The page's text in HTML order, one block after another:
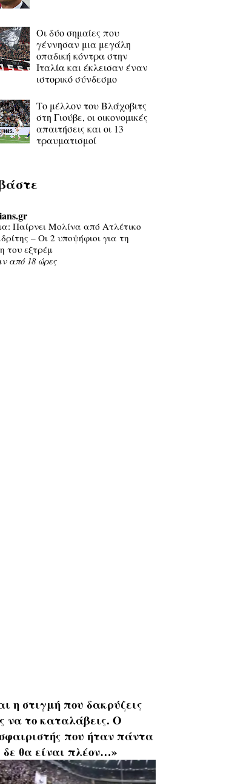
Οι δύο σημαίες που
γέννησαν μια μεγάλη
οπαδική κόντρα στην
Ιταλία και έκλεισαν έναν
ιστορικό σύνδεσμο
Το μέλλον του Βλάχοβιτς
στη Γιούβε, οι οικονομικές
απαιτήσεις και οι 13
τραυματισμοί
Παίρνει Μολίνα από Ατλέτικο
– Οι 2 υποψήφιοι για τη
του εξτρέμ
από 18 ώρες
η στιγμή που δακρύζεις
να το καταλάβεις. Ο
που ήταν πάντα
δε θα είναι πλέον…»